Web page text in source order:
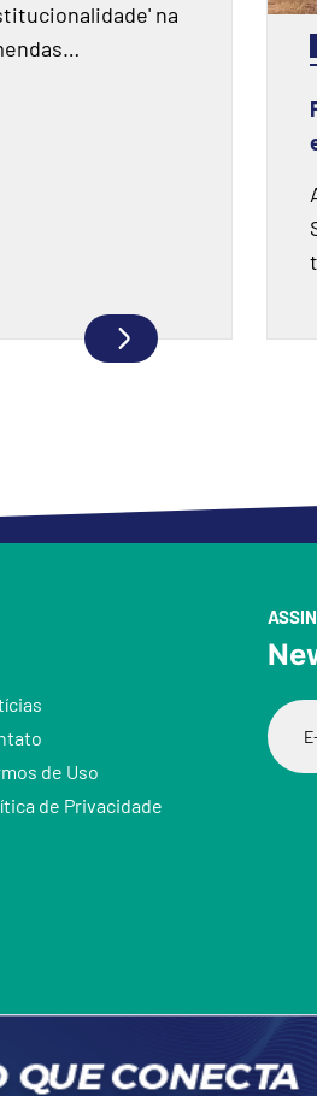
na
de Uso
de Privacidade